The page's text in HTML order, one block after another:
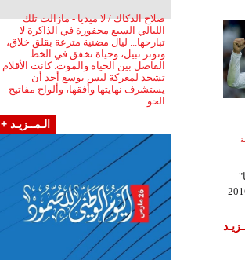
صلاح الدكاك / لا ميديا - مازالت تلك
الليالي السبع محفورة في الذاكرة لا
تبارحها... ليال مضنية مترعة بقلق خلاق،
وتوتر نبيل، وحياة تخفق في الخط
الفاصل بين الحياة والموت. كانت الأقلام
تشحذ لمعركة ليس بوسع أحد أن
يستشرف نهايتها وأفقها، وألواح مفاتيح
الحو ...
الـمــزيـد +
لاعب في عام 2016